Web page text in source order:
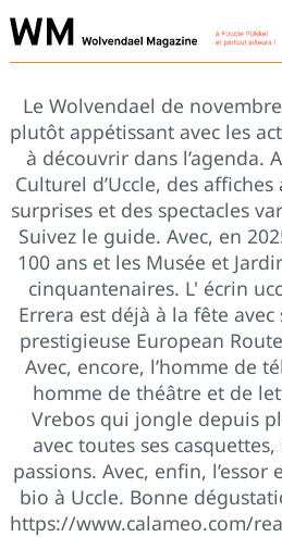
Skip
to
Le Wolvendael de
plutôt appétissant avec les
à découvrir dans l’agenda.
Culturel d’Uccle, des
surprises et des spectacles
Suivez le guide. Avec, en
100 ans et les Musée et
cinquantenaires. L' écrin
Errera est déjà à la fête
prestigieuse European
Avec, encore, l’homme de
homme de théâtre et de
Vrebos qui jongle depuis
avec toutes ses
passions. Avec, enfin,
bio à Uccle. Bonne
https://www.calameo.com/